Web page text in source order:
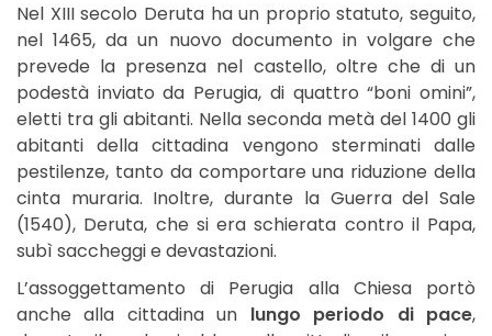
Nel XIII secolo Deruta ha un proprio statuto, seguito,
nel 1465, da un nuovo documento in volgare che
prevede la presenza nel castello, oltre che di un
podestà inviato da Perugia, di quattro “boni omini”,
eletti tra gli abitanti. Nella seconda metà del 1400 gli
abitanti della cittadina vengono sterminati dalle
pestilenze, tanto da comportare una riduzione della
cinta muraria. Inoltre, durante la Guerra del Sale
(1540), Deruta, che si era schierata contro il Papa,
subì saccheggi e devastazioni.
L’assoggettamento di Perugia alla Chiesa portò
anche alla cittadina un lungo periodo di pace,